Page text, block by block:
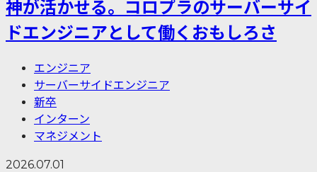
神が活かせる。コロプラのサーバーサイ
ドエンジニアとして働くおもしろさ
エンジニア
サーバーサイドエンジニア
新卒
インターン
マネジメント
2026.07.01